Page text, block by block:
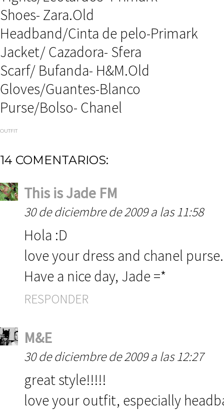
Shoes- Zara.Old
Headband/Cinta de pelo-Primark
Jacket/ Cazadora- Sfera
Scarf/ Bufanda- H&M.Old
Gloves/Guantes-Blanco
Purse/Bolso- Chanel
OUTFIT
14 COMENTARIOS:
This is Jade FM
30 de diciembre de 2009 a las 11:58
Hola :D
love your dress and chanel
Have a nice day, Jade =*
RESPONDER
M&E
30 de diciembre de 2009 a las 12:27
great style!!!!!
love your outfit, especially